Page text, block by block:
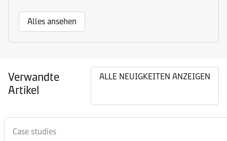
Alles ansehen
Verwandte
Artikel
ALLE NEUIGKEITEN ANZEIGEN
Case studies